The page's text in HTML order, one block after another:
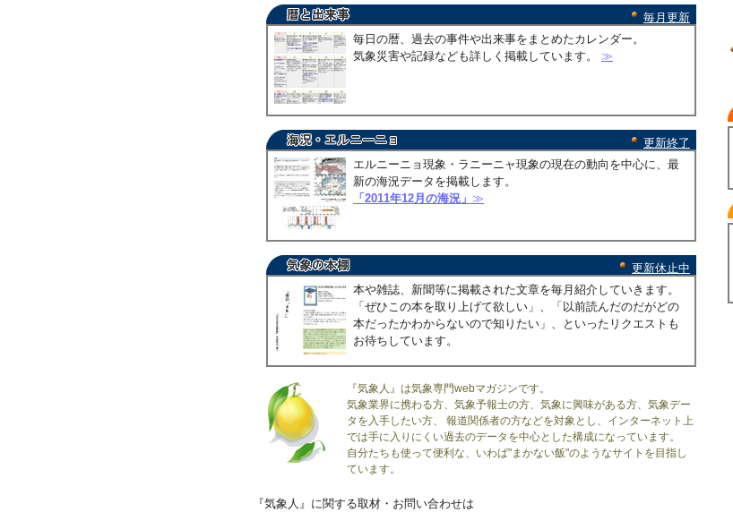
毎月更新
毎日の暦、過去の事件や出来事をまとめたカレンダー。
気象災害や記録なども詳しく掲載しています。 ≫
更新終了
エルニーニョ現象・ラニーニャ現象の現在の動向を中心に、最
新の海況データを掲載します。
「2011年12月の海況」 ≫
更新休止中
本や雑誌、新聞等に掲載された文章を毎月紹介していきます。
「ぜひこの本を取り上げて欲しい」、「以前読んだのだがどの
本だったかわからないので知りたい」、といったリクエストも
お待ちしています。
『気象人』は気象専門webマガジンです。
気象業界に携わる方、気象予報士の方、気象に興味がある方、気象デー
タを入手したい方、 報道関係者の方などを対象とし、インターネット上
では手に入りにくい過去のデータを中心とした構成になっています。
自分たちも使って便利な、いわば"まかない飯"のようなサイトを目指し
ています。
『気象人』に関する取材・お問い合わせは